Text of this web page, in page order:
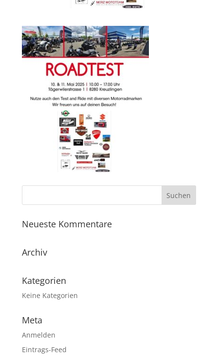
Neueste Kommentare
Archiv
Kategorien
Keine Kategorien
Meta
Anmelden
Eintrags-Feed